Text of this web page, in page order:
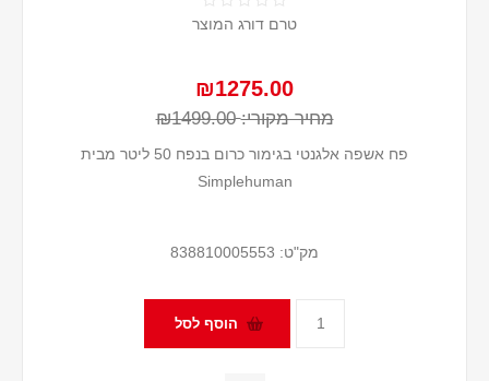
טרם דורג המוצר
₪1275.00
מחיר מקורי: ₪1499.00
פח אשפה אלגנטי בגימור כרום בנפח 50 ליטר מבית
Simplehuman
מק"ט: 838810005553